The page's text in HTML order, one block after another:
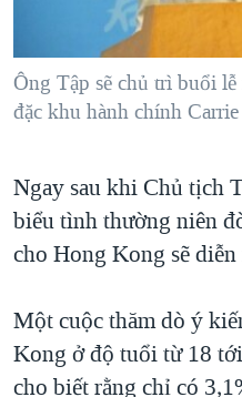
Ông Tập sẽ chủ trì buổi
đặc khu hành chính
Ngay sau khi Chủ tịch
biểu tình thường niên
cho Hong Kong sẽ
Một cuộc thăm dò ý
Kong ở độ tuổi từ 18
cho biết rằng chỉ có